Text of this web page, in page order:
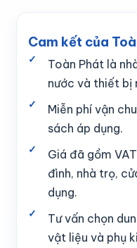
Cam kết của
Toàn Phát là
nước và thiết bị
Miễn phí vận
sách áp dụng.
Giá đã gồm
đình, nhà trọ,
dụng.
Tư vấn chọn
vật liệu và phụ